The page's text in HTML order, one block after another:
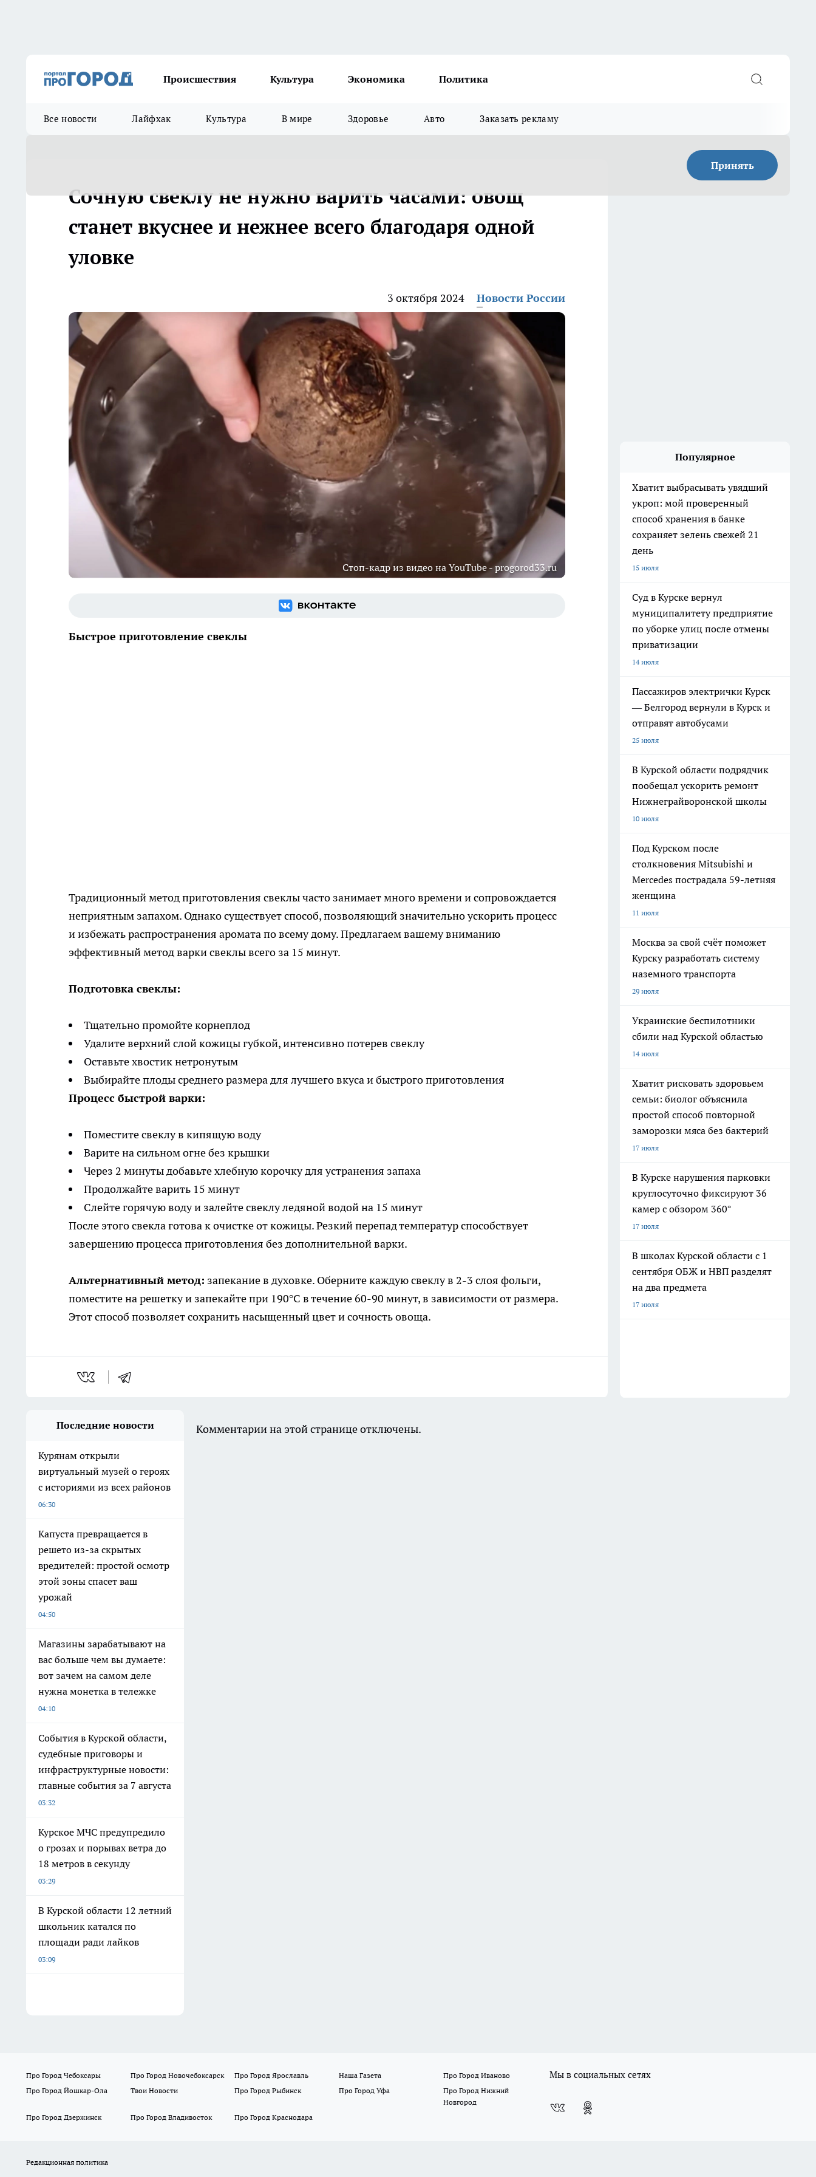
Происшествия Культура Экономика Политика
Все новости Лайфхак Культура В мире Здоровье Авто Заказать рекламу
Принять
Сочную свеклу не нужно варить часами: овощ
станет вкуснее и нежнее всего благодаря одной
уловке
3 октября 2024 Новости России
Стоп-кадр из видео на YouTube - progorod33.ru
Быстрое приготовление свеклы
Традиционный метод приготовления свеклы часто занимает много времени и сопровождается
неприятным запахом. Однако существует способ, позволяющий значительно ускорить процесс
и избежать распространения аромата по всему дому. Предлагаем вашему вниманию
эффективный метод варки свеклы всего за 15 минут.
Подготовка свеклы:
Тщательно промойте корнеплод
Удалите верхний слой кожицы губкой, интенсивно потерев свеклу
Оставьте хвостик нетронутым
Выбирайте плоды среднего размера для лучшего вкуса и быстрого приготовления
Процесс быстрой варки:
Поместите свеклу в кипящую воду
Варите на сильном огне без крышки
Через 2 минуты добавьте хлебную корочку для устранения запаха
Продолжайте варить 15 минут
Слейте горячую воду и залейте свеклу ледяной водой на 15 минут
После этого свекла готова к очистке от кожицы. Резкий перепад температур способствует
завершению процесса приготовления без дополнительной варки.
Альтернативный метод: запекание в духовке. Оберните каждую свеклу в 2-3 слоя фольги,
поместите на решетку и запекайте при 190°C в течение 60-90 минут, в зависимости от размера.
Этот способ позволяет сохранить насыщенный цвет и сочность овоща.
Популярное
Хватит выбрасывать увядший
укроп: мой проверенный
способ хранения в банке
сохраняет зелень свежей 21
день
15 июля
Суд в Курске вернул
муниципалитету предприятие
по уборке улиц после отмены
приватизации
14 июля
Пассажиров электрички Курск
— Белгород вернули в Курск и
отправят автобусами
25 июля
В Курской области подрядчик
пообещал ускорить ремонт
Нижнеграйворонской школы
10 июля
Под Курском после
столкновения Mitsubishi и
Mercedes пострадала 59-летняя
женщина
11 июля
Москва за свой счёт поможет
Курску разработать систему
наземного транспорта
29 июля
Украинские беспилотники
сбили над Курской областью
14 июля
Хватит рисковать здоровьем
семьи: биолог объяснила
простой способ повторной
заморозки мяса без бактерий
17 июля
В Курске нарушения парковки
круглосуточно фиксируют 36
камер с обзором 360°
17 июля
В школах Курской области с 1
сентября ОБЖ и НВП разделят
на два предмета
17 июля
Последние новости
Курянам открыли
виртуальный музей о героях
с историями из всех районов
06:30
Капуста превращается в
решето из-за скрытых
вредителей: простой осмотр
этой зоны спасет ваш
урожай
04:50
Магазины зарабатывают на
вас больше чем вы думаете:
вот зачем на самом деле
нужна монетка в тележке
04:10
События в Курской области,
судебные приговоры и
инфраструктурные новости:
главные события за 7 августа
03:32
Курское МЧС предупредило
о грозах и порывах ветра до
18 метров в секунду
03:29
В Курской области 12 летний
школьник катался по
площади ради лайков
03:09
Комментарии на этой странице отключены.
Про Город Чебоксары Про Город Новочебоксарск Про Город Ярославль Наша Газета
Про Город Иваново
Про Город Йошкар-Ола
Твои Новости Про Город Рыбинск Про Город Уфа
Про Город Нижний
Новгород
Про Город Дзержинск
Про Город Владивосток Про Город Краснодара
Мы в социальных сетях
Редакционная политика